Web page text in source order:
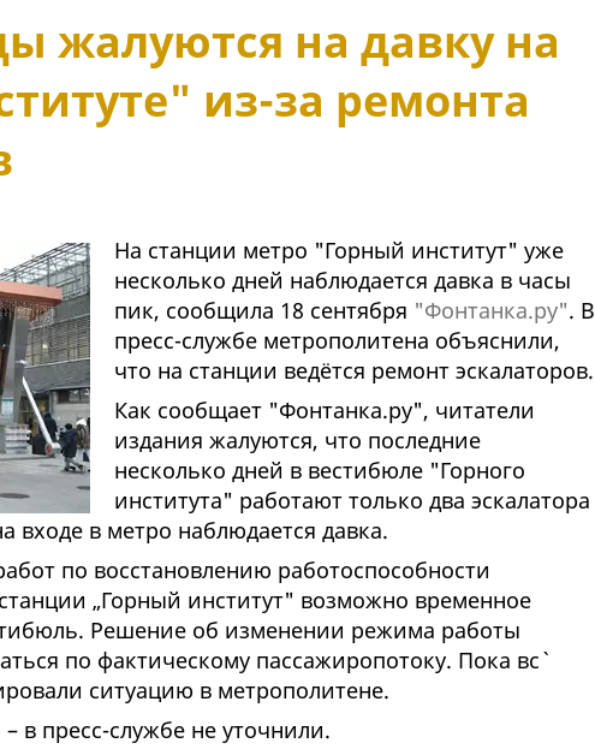
жалуются на давку на
из-за ремонта
На станции метро "Горный институт" уже
несколько дней наблюдается давка в часы
пик, сообщила 18 сентября "Фонтанка.ру". В
пресс-службе метрополитена объяснили,
что на станции ведётся ремонт эскалаторов.
Как сообщает "Фонтанка.ру", читатели
издания жалуются, что последние
несколько дней в вестибюле "Горного
института" работают только два эскалатора
входе в метро наблюдается давка.
по восстановлению работоспособности
„Горный институт" возможно временное
Решение об изменении режима работы
по фактическому пассажиропотоку. Пока вс`
ситуацию в метрополитене.
в пресс-службе не уточнили.